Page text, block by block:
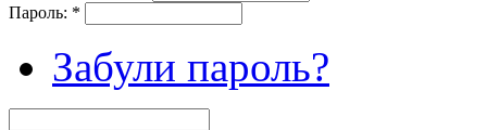
Пароль: *
Забули пароль?